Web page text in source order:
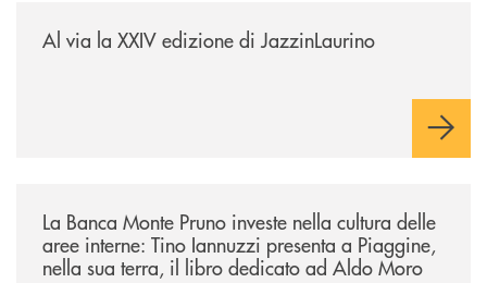
Al via la XXIV edizione di JazzinLaurino
La Banca Monte Pruno investe nella cultura delle
aree interne: Tino Iannuzzi presenta a Piaggine,
nella sua terra, il libro dedicato ad Aldo Moro